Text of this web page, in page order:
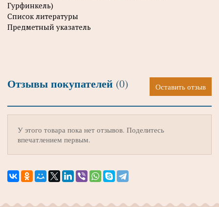
Гурфинкель)
Список литературы
Предметный указатель
Отзывы покупателей (0) Оставить отзыв
У этого товара пока нет отзывов. Поделитесь
впечатлением первым.